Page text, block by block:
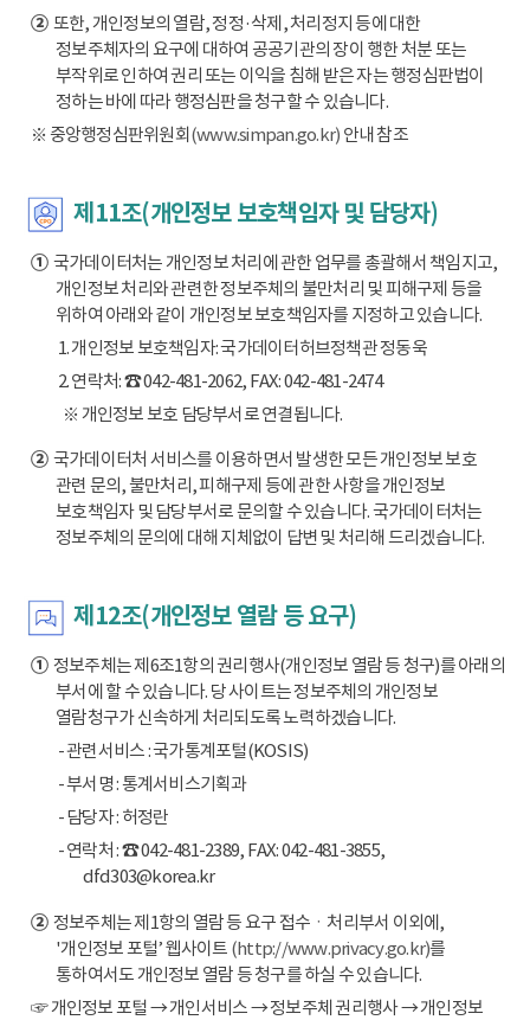
②또한, 개인정보의 열람, 정정·삭제, 처리정지 등에 대한
정보주체자의 요구에 대하여 공공기관의 장이 행한 처분 또는
부작위로 인하여 권리 또는 이익을 침해 받은 자는 행정심판법이
정하는 바에 따라 행정심판을 청구할 수 있습니다.
※ 중앙행정심판위원회(www.simpan.go.kr) 안내 참조
제11조(개인정보 보호책임자 및 담당자)
①국가데이터처는 개인정보 처리에 관한 업무를 총괄해서 책임지고,
개인정보 처리와 관련한 정보주체의 불만처리 및 피해구제 등을
위하여 아래와 같이 개인정보 보호책임자를 지정하고 있습니다.
1. 개인정보 보호책임자: 국가데이터허브정책관 정동욱
2. 연락처: ☎ 042-481-2062, FAX: 042-481-2474
※ 개인정보 보호 담당부서로 연결됩니다.
②국가데이터처 서비스를 이용하면서 발생한 모든 개인정보 보호
관련 문의, 불만처리, 피해구제 등에 관한 사항을 개인정보
보호책임자 및 담당부서로 문의할 수 있습니다. 국가데이터처는
정보주체의 문의에 대해 지체없이 답변 및 처리해 드리겠습니다.
제12조(개인정보 열람 등 요구)
①정보주체는 제6조1항의 권리행사(개인정보 열람 등 청구)를 아래의
부서에 할 수 있습니다. 당 사이트는 정보주체의 개인정보
열람청구가 신속하게 처리되도록 노력하겠습니다.
- 관련서비스 : 국가통계포털(KOSIS)
- 부서명 : 통계서비스기획과
- 담당자 : 허정란
- 연락처 : ☎ 042-481-2389, FAX: 042-481-3855,
dfd303@korea.kr
②정보주체는 제1항의 열람 등 요구 접수ㆍ처리부서 이외에,
'개인정보 포털’ 웹사이트 (http://www.privacy.go.kr)를
통하여서도 개인정보 열람 등 청구를 하실 수 있습니다.
☞ 개인정보 포털 → 개인서비스 → 정보주체 권리행사 → 개인정보